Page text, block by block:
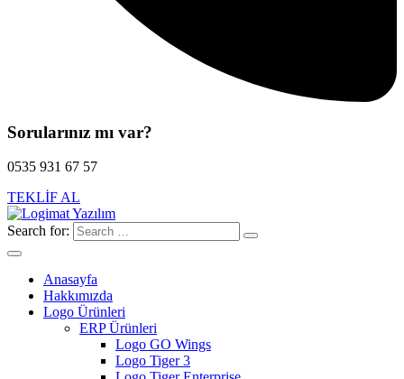
Sorularınız mı var?
0535 931 67 57
TEKLİF AL
Search for:
Anasayfa
Hakkımızda
Logo Ürünleri
ERP Ürünleri
Logo GO Wings
Logo Tiger 3